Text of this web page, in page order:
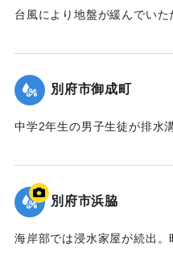
台風により地盤が緩んでい
性が右足を挟まれた。20分
足骨折で全治3ヶ月の重傷を
【出典：大分合同新聞 1963
別府市御成町
中学2年生の男子生徒が排水
ろ、高潮で増水しており排
見られている。また9日午前
見るために海岸に来たとこ
別府市浜脇
海岸部では浸水家屋が続出